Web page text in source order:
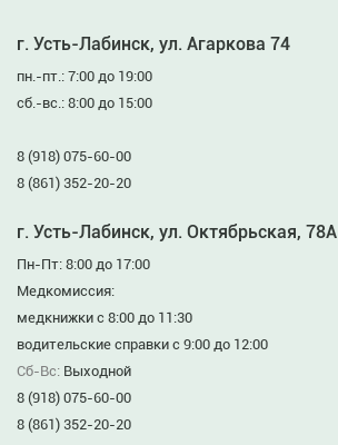
г. Усть-Лабинск, ул. Агаркова 74
пн.-пт.: 7:00 до 19:00
сб.-вс.: 8:00 до 15:00
8 (918) 075-60-00
8 (861) 352-20-20
г. Усть-Лабинск, ул. Октябрьская, 78А
Пн-Пт: 8:00 до 17:00
Медкомиссия:
медкнижки с 8:00 до 11:30
водительские справки с 9:00 до 12:00
Сб-Вс: Выходной
8 (918) 075-60-00
8 (861) 352-20-20